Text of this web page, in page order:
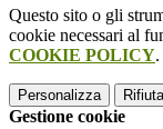
Questo sito o gli
cookie necessari al
COOKIE POLICY.
Personalizza
Gestione cookie